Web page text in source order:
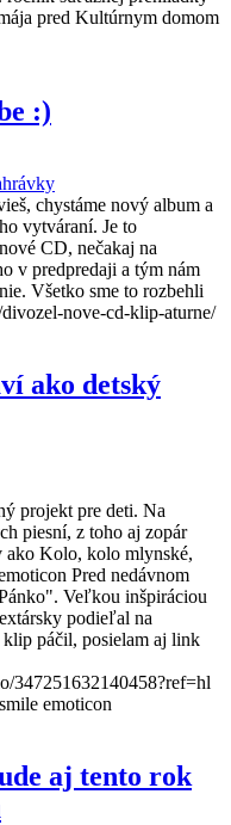
pred Kultúrnym domom
:)
chystáme nový album a
vytváraní. Je to
CD, nečakaj na
v predpredaji a tým nám
Všetko sme to rozbehli
nove-cd-klip-aturne/
ako detský
projekt pre deti. Na
piesní, z toho aj zopár
ako Kolo, kolo mlynské,
Pred nedávnom
Veľkou inšpiráciou
podieľal na
klip páčil, posielam aj link
347251632140458?ref=hl
emoticon
aj tento rok